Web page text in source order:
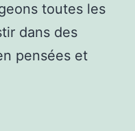
toutes les
dans des
pensées et